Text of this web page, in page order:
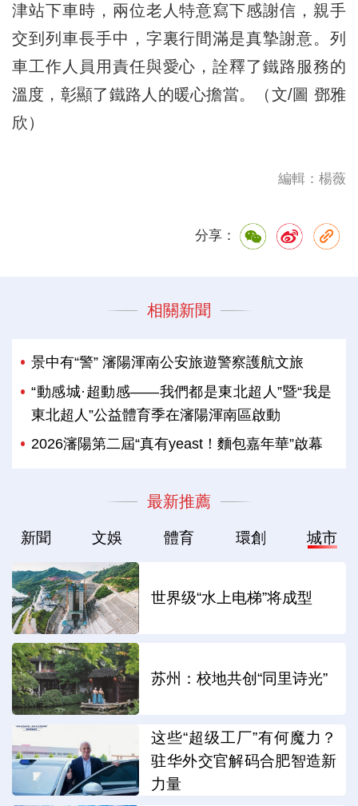
津站下車時，兩位老人特意寫下感謝信，親手
交到列車長手中，字裏行間滿是真摯謝意。列
車工作人員用責任與愛心，詮釋了鐵路服務的
溫度，彰顯了鐵路人的暖心擔當。（文/圖 鄧雅
欣）
編輯：楊薇
分享：
相關新聞
景中有“警” 瀋陽渾南公安旅遊警察護航文旅
“動感城·超動感——我們都是東北超人”暨“我是
東北超人”公益體育季在瀋陽渾南區啟動
2026瀋陽第二屆“真有yeast！麵包嘉年華”啟幕
最新推薦
新聞 文娛 體育 環創 城市
世界级“水上电梯”将成型
苏州：校地共创“同里诗光”
这些“超级工厂”有何魔力？
驻华外交官解码合肥智造新
力量